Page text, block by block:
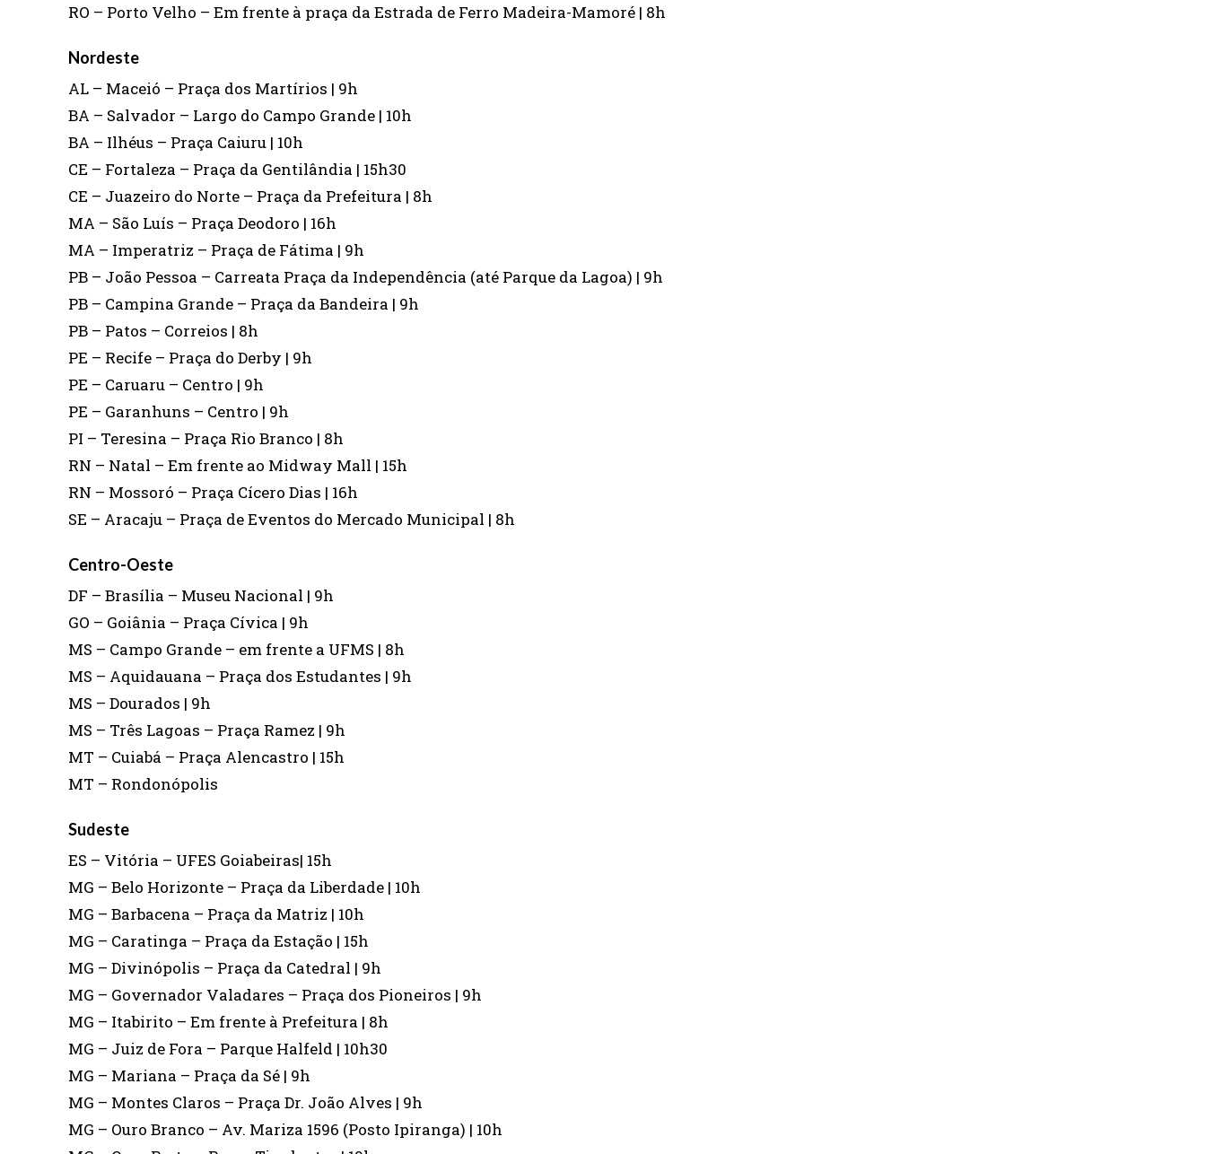
RO – Porto Velho – Em frente à praça da Estrada de Ferro Madeira-Mamoré | 8h
Nordeste
AL – Maceió – Praça dos Martírios | 9h
BA – Salvador – Largo do Campo Grande | 10h
BA – Ilhéus – Praça Caiuru | 10h
CE – Fortaleza – Praça da Gentilândia | 15h30
CE – Juazeiro do Norte – Praça da Prefeitura | 8h
MA – São Luís – Praça Deodoro | 16h
MA – Imperatriz – Praça de Fátima | 9h
PB – João Pessoa – Carreata Praça da Independência (até Parque da Lagoa) | 9h
PB – Campina Grande – Praça da Bandeira | 9h
PB – Patos – Correios | 8h
PE – Recife – Praça do Derby | 9h
PE – Caruaru – Centro | 9h
PE – Garanhuns – Centro | 9h
PI – Teresina – Praça Rio Branco | 8h
RN – Natal – Em frente ao Midway Mall | 15h
RN – Mossoró – Praça Cícero Dias | 16h
SE – Aracaju – Praça de Eventos do Mercado Municipal | 8h
Centro-Oeste
DF – Brasília – Museu Nacional | 9h
GO – Goiânia – Praça Cívica | 9h
MS – Campo Grande – em frente a UFMS | 8h
MS – Aquidauana – Praça dos Estudantes | 9h
MS – Dourados | 9h
MS – Três Lagoas – Praça Ramez | 9h
MT – Cuiabá – Praça Alencastro | 15h
MT – Rondonópolis
Sudeste
ES – Vitória – UFES Goiabeiras| 15h
MG – Belo Horizonte – Praça da Liberdade | 10h
MG – Barbacena – Praça da Matriz | 10h
MG – Caratinga – Praça da Estação | 15h
MG – Divinópolis – Praça da Catedral | 9h
MG – Governador Valadares – Praça dos Pioneiros | 9h
MG – Itabirito – Em frente à Prefeitura | 8h
MG – Juiz de Fora – Parque Halfeld | 10h30
MG – Mariana – Praça da Sé | 9h
MG – Montes Claros – Praça Dr. João Alves | 9h
MG – Ouro Branco – Av. Mariza 1596 (Posto Ipiranga) | 10h